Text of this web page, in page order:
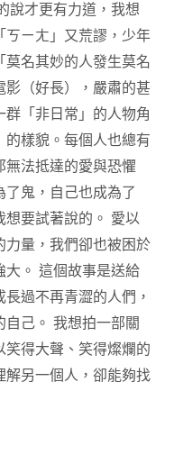
說才更有力道，我想
ㄎㄧㄤ」又荒謬，少年
莫名其妙的人發生莫名
影（好長），嚴肅的甚
群「非日常」的人物角
的樣貌。每個人也總有
無法抵達的愛與恐懼
鬼，自己也成為了
想要試著說的。 愛以
力量，我們卻也被困於
大。 這個故事是送給
過不再青澀的人們，
己。 我想拍一部關
笑得大聲、笑得燦爛的
解另一個人，卻能夠找